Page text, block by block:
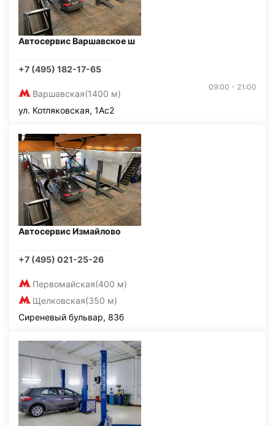
Автосервис Варшавское ш
+7 (495) 182-17-65
Варшавская(1400 м)
09:00 - 21:00
ул. Котляковская, 1Ас2
Автосервис Измайлово
+7 (495) 021-25-26
Первомайская(400 м)
Щелковская(350 м)
Сиреневый бульвар, 83б